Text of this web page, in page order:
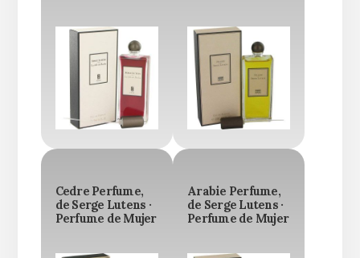
Cedre Perfume,
de Serge Lutens ·
Perfume de Mujer
Arabie Perfume,
de Serge Lutens ·
Perfume de Mujer